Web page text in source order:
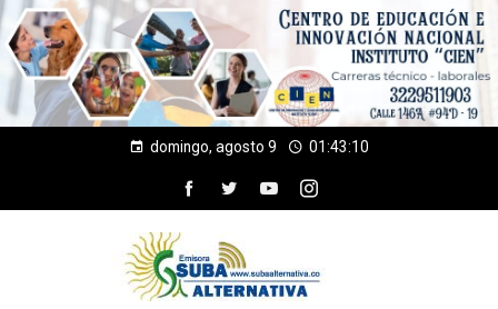
domingo, agosto 9 01:43:11